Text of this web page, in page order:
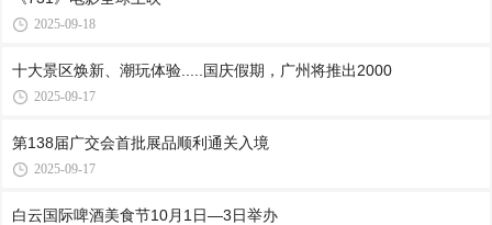
2025-09-18
十大景区焕新、潮玩体验.....国庆假期，广州将推出2000
2025-09-17
第138届广交会首批展品顺利通关入境
2025-09-17
白云国际啤酒美食节10月1日—3日举办